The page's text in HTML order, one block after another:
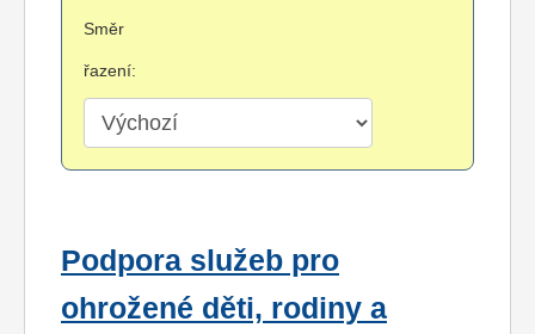
Směr
řazení:
Podpora služeb pro
ohrožené děti, rodiny a